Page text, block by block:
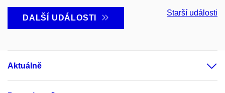
DALŠÍ UDÁLOSTI
Starší události
Aktuálně